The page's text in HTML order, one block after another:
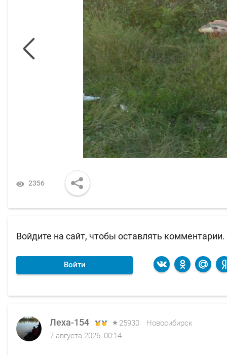
2356
Войдите на сайт, чтобы оставлять комментарии.
Войти
Леха-154 25930
Новосибирск
7 августа 2026, 00:14
Леха-154 25930
Новосибирск
4 августа 2026, 12:52